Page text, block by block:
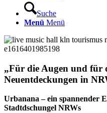
Suche
Menü Menü
„Für die Augen und für
Neuentdeckungen in
Urbanana – ein spannender
Stadtdschungel NRWs